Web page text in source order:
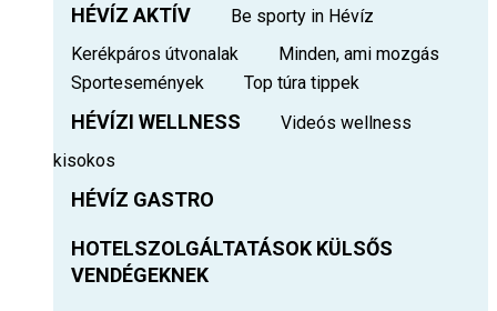
HÉVÍZ AKTÍV
Be sporty in Hévíz
Kerékpáros útvonalak
Minden, ami mozgás
Sportesemények
Top túra tippek
HÉVÍZI WELLNESS
Videós wellness
kisokos
HÉVÍZ GASTRO
HOTELSZOLGÁLTATÁSOK KÜLSŐS
VENDÉGEKNEK